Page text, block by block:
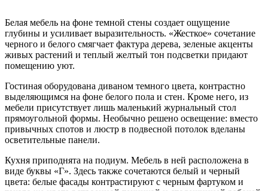
Белая мебель на фоне темной стены создает ощущение
глубины и усиливает выразительность. «Жесткое» сочетание
черного и белого смягчает фактура дерева, зеленые акценты
живых растений и теплый желтый тон подсветки придают
помещению уют.
Гостиная оборудована диваном темного цвета, контрастно
выделяющимся на фоне белого пола и стен. Кроме него, из
мебели присутствует лишь маленький журнальный стол
прямоугольной формы. Необычно решено освещение: вместо
привычных спотов и люстр в подвесной потолок вделаны
осветительные панели.
Кухня приподнята на подиум. Мебель в ней расположена в
виде буквы «Г». Здесь также сочетаются белый и черный
цвета: белые фасады контрастируют с черным фартуком и